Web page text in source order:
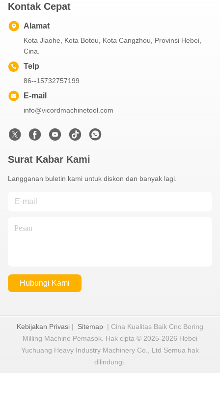
Kontak Cepat
Alamat
Kota Jiaohe, Kota Botou, Kota Cangzhou, Provinsi Hebei,
Cina.
Telp
86--15732757199
E-mail
info@vicordmachinetool.com
Surat Kabar Kami
Langganan buletin kami untuk diskon dan banyak lagi.
Hubungi Kami
Kebijakan Privasi | Sitemap | Cina Kualitas Baik Cnc Boring
Milling Machine Pemasok. Hak cipta © 2025-2026 Hebei
Yuchuang Heavy Industry Machinery Co., Ltd Semua hak
dilindungi.